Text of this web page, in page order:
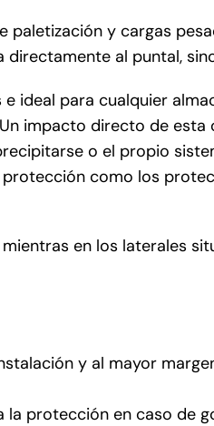
y cargas
al puntal,
ideal para cualquier
impacto directo de esta
o el propio
protección como los
en los laterales
y al mayor
protección en caso de